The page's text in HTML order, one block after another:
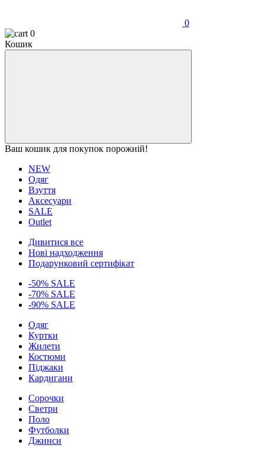
0
0
Кошик
Ваш кошик для покупок порожній!
NEW
Одяг
Взуття
Аксесуари
SALE
Outlet
Дивитися все
Нові надходження
Подарунковий сертифікат
-50% SALE
-70% SALE
-90% SALE
Одяг
Куртки
Жилети
Костюми
Піджаки
Кардигани
Сорочки
Светри
Поло
Футболки
Джинси